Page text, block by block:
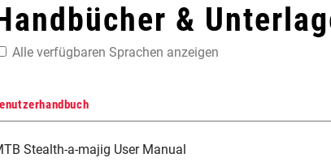
&
Alle verfügbaren Sprachen anzeigen
Stealth-a-majig User Manual